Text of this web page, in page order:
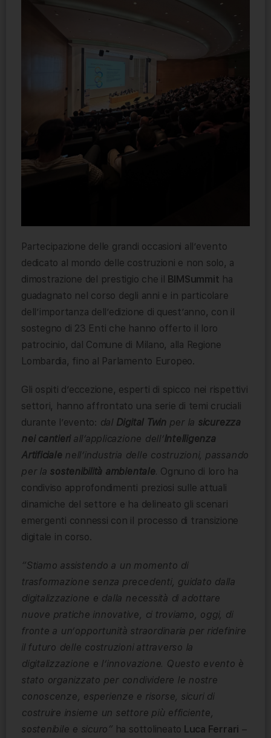
Partecipazione delle grandi occasioni all’evento
dedicato al mondo delle costruzioni e non solo, a
dimostrazione del prestigio che il
BIMSummit ha
guadagnato nel corso degli anni e in particolare
dell’importanza dell’edizione di quest’anno, con il
sostegno di 23 Enti che hanno offerto il loro
patrocinio, dal Comune di Milano, alla Regione
Lombardia, fino al Parlamento Europeo.
Gli ospiti d’eccezione, esperti di spicco nei rispettivi
settori, hanno affrontato una serie di temi cruciali
durante l’evento: dal Digital Twin per la sicurezza
nei cantieri all’applicazione dell’Intelligenza
Artificialenell’industria delle costruzioni, passando
per la sostenibilità ambientale. Ognuno di loro ha
condiviso approfondimenti preziosi sulle attuali
dinamiche del settore e ha delineato gli scenari
emergenti connessi con il processo di transizione
digitale in corso.
“Stiamo assistendo a un momento di
trasformazione senza precedenti, guidato dalla
digitalizzazione e dalla necessità di adottare
nuove pratiche innovative, ci troviamo, oggi, di
fronte a un’opportunità straordinaria per ridefinire
il futuro delle costruzioni attraverso la
digitalizzazione e l’innovazione. Questo evento è
stato organizzato per condividere le nostre
conoscenze, esperienze e risorse, sicuri di
costruire insieme un settore più efficiente,
sostenibile e sicuro” ha sottolineato Luca Ferrari –